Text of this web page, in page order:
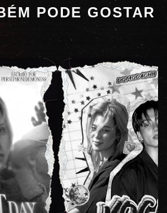
PODE GOSTAR